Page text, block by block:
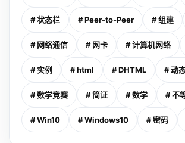
# 状态栏 # Peer-to-Peer # 组建
# 网络通信 # 网卡 # 计算机网络
# 实例 # html # DHTML # 动
# 数学竞赛 # 简证 # 数学 # 不
# Win10 # Windows10 # 密码